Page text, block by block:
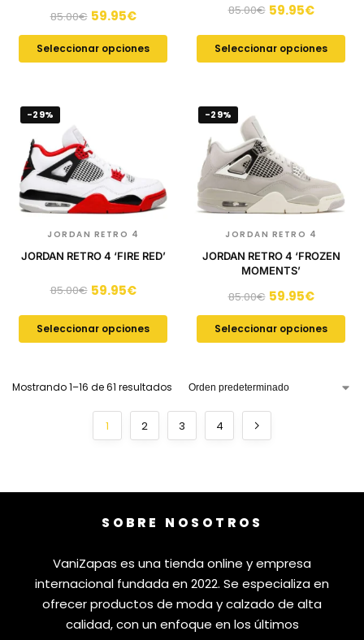
85.00€ 59.95€
Seleccionar opciones
85.00€ 59.95€
Seleccionar opciones
-29%
JORDAN RETRO 4
JORDAN RETRO 4 ‘FIRE RED’
85.00€ 59.95€
Seleccionar opciones
-29%
JORDAN RETRO 4
JORDAN RETRO 4 ‘FROZEN
MOMENTS’
85.00€ 59.95€
Seleccionar opciones
Mostrando 1–16 de 61 resultados
1 2 3 4
SOBRE NOSOTROS
VaniZapas es una tienda online y empresa
internacional fundada en 2022. Se especializa en
ofrecer productos de moda y calzado de alta
calidad, con un enfoque en los últimos